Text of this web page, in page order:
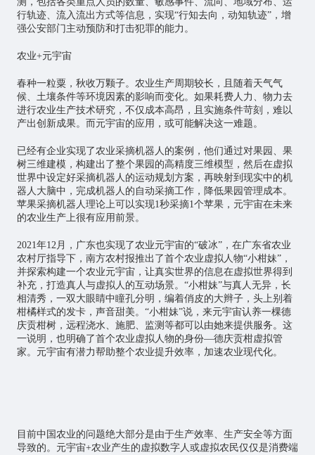
行轨迹、流入流出方式等信息，实现“行知去向，动知轨迹”，增
强公安部门主动预防和打击犯罪的能力。
农业+元宇宙
春种一粒粟，秋收万颗子。农业生产周期较长，且随着天气气
候、土壤条件等环境因素的影响而变化。如果耗费人力、物力去
进行农业生产技术研究，不仅成本高昂，且实施条件苛刻，难以
产出创新成果。而元宇宙的应用，或可能解决这一难题。
已经有企业实现了农业采摘机器人的案例，他们通过对果园、果
树三维建模，构建出了整个果园的高精度三维模型，然后在虚拟
世界中设定好采摘机器人的运动规划方案，再映射到现实中的机
器人大脑中，完成机器人的自动采摘工作，降低果园管理成本。
苹果采摘机器人理论上可以实现1秒采摘1个苹果，元宇宙在未来
的农业生产上很有应用前景。
2021年12月，广东也实现了农业元宇宙的“破冰”，在广东省农业
农村厅指导下，南方农村报推出了首个农业虚拟人物“小柑妹”，
并探索构建一个农业元宇宙，让真实世界的信息在虚拟世界得到
补充，打造真人与虚拟人的互动场景。“小柑妹”与真人无异，长
相清秀，一双大眼睛中瞳孔分明，编着俏皮的大辫子，头上别着
柑橘样式的发卡，声音甜美。“小柑妹”说，来元宇宙认养一棵德
庆贡柑树，远程浇水、施肥、监测等都可以由她来提供服务。这
一说明，也明确了首个农业虚拟人物的身份—德庆贡柑虚拟管
家。元宇宙有潜力帮助整个农业提升效率，加速农业现代化。
目前中国农业的问题绝大部分是由于生产效率、生产安全等方面
导致的。元宇宙+农业产生的虚拟数字人或虚拟农民仅仅是消费端